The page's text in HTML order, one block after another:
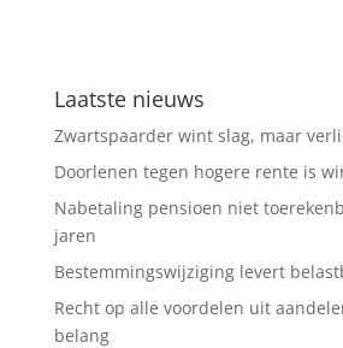
Laatste nieuws
Zwartspaarder wint slag, maar
Doorlenen tegen hogere rente is
Nabetaling pensioen niet
jaren
Bestemmingswijziging levert
Recht op alle voordelen uit
belang